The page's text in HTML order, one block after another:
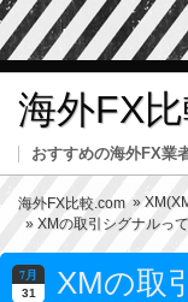
海外FX
おすすめの海外FX業
海外FX比較.com »
» XMの取引シグナルっ
7月
31
XMの取